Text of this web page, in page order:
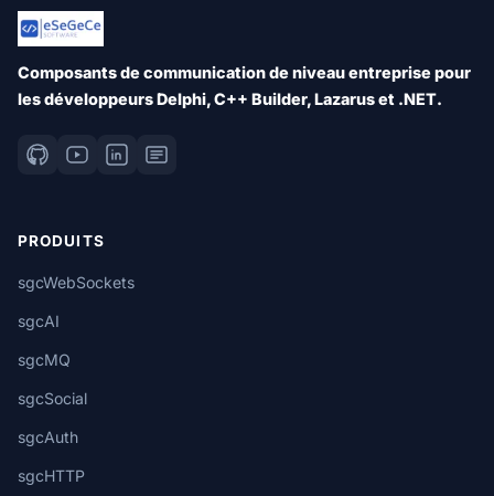
Composants de communication de niveau entreprise pour
les développeurs Delphi, C++ Builder, Lazarus et .NET.
PRODUITS
sgcWebSockets
sgcAI
sgcMQ
sgcSocial
sgcAuth
sgcHTTP